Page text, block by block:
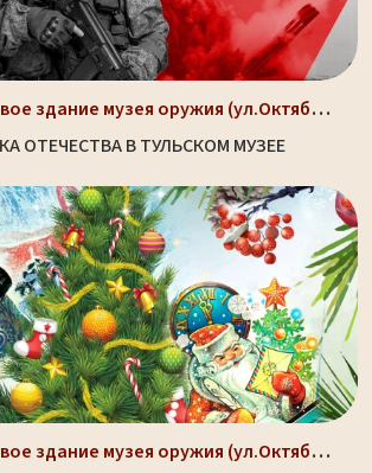
Новое здание музея оружия (ул.Октябрьская, д. 2)
ОТЕЧЕСТВА В ТУЛЬСКОМ МУЗЕЕ
Новое здание музея оружия (ул.Октябрьская, д. 2)